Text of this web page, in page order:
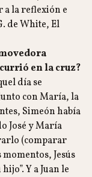
a la reflexión e
de White, El
en la cruz?
día se
con María, la
Simeón había
José y María
(comparar
Jesús
Y a Juan le